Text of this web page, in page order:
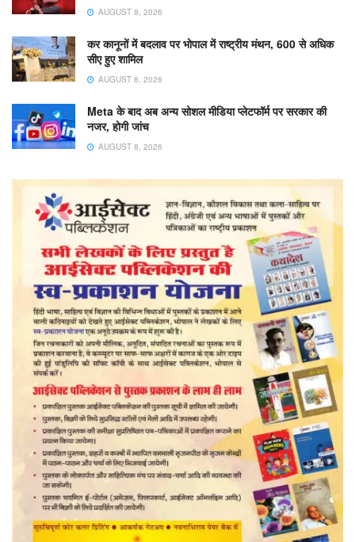
AUGUST 8, 2026
कर कानूनों में बदलाव पर भोपाल में राष्ट्रीय मंथन, 600 से अधिक
सीए हुए शामिल
AUGUST 8, 2026
Meta के बाद अब अन्य सोशल मीडिया प्लेटफॉर्म पर सरकार की
नजर, होगी जांच
AUGUST 8, 2026